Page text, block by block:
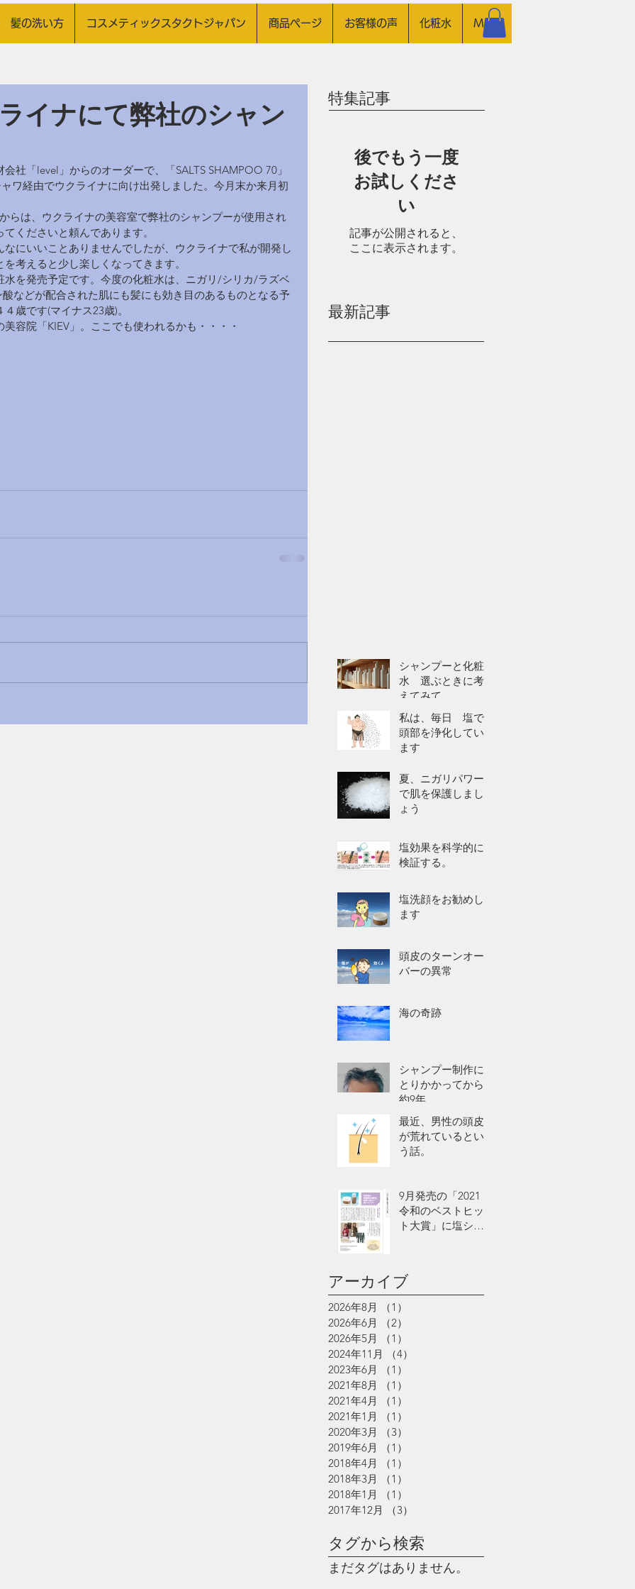
髪の洗い方 コスメティックスタクトジャパン 商品ページ お客様の声 化粧水 More
イナにて弊社のシャン
社「level」からのオーダーで、「SALTS SHAMPOO 70」
ャワ経由でウクライナに向け出発しました。今月末か来月初
らは、ウクライナの美容室で弊社のシャンプーが使用され
くださいと頼んであります。
にいいことありませんでしたが、ウクライナで私が開発し
考えると少し楽しくなってきます。
を発売予定です。今度の化粧水は、ニガリ/シリカ/ラズベ
などが配合された肌にも髪にも効き目のあるものとなる予
歳です(マイナス23歳)。
容院「KIEV」。ここでも使われるかも・・・・
特集記事
後でもう一度
お試しくださ
い
記事が公開されると、
ここに表示されます。
最新記事
シャンプーと化粧
水 選ぶときに考
えてみて
私は、毎日 塩で
頭部を浄化してい
ます
夏、ニガリパワー
で肌を保護しまし
ょう
塩効果を科学的に
検証する。
塩洗顔をお勧めし
ます
頭皮のターンオー
バーの異常
海の奇跡
シャンプー制作に
とりかかってから
約9年
最近、男性の頭皮
が荒れているとい
う話。
9月発売の「2021
令和のベストヒッ
ト大賞」に塩シャ
アーカイブ
2026年8月 （1）
2026年6月
（2）
2026年5月
（1）
2024年11月
（4）
2023年6月
（1）
2021年8月
（1）
2021年4月
（1）
2021年1月
（1）
2020年3月
（3）
2019年6月
（1）
2018年4月
（1）
2018年3月
（1）
2018年1月
（1）
2017年12月
（3）
タグから検索
まだタグはありません。